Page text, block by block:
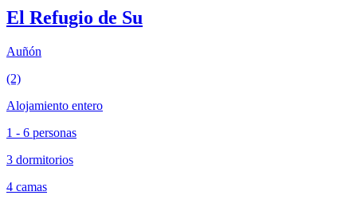
El Refugio de Su
Auñón
(2)
Alojamiento entero
1 - 6 personas
3 dormitorios
4 camas